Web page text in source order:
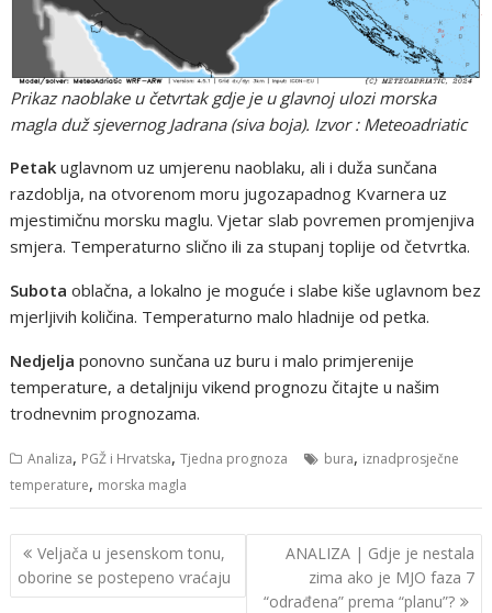
Prikaz naoblake u četvrtak gdje je u glavnoj ulozi morska
magla duž sjevernog Jadrana (siva boja). Izvor : Meteoadriatic
Petak uglavnom uz umjerenu naoblaku, ali i duža sunčana
razdoblja, na otvorenom moru jugozapadnog Kvarnera uz
mjestimičnu morsku maglu. Vjetar slab povremen promjenjiva
smjera. Temperaturno slično ili za stupanj toplije od četvrtka.
Subota oblačna, a lokalno je moguće i slabe kiše uglavnom bez
mjerljivih količina. Temperaturno malo hladnije od petka.
Nedjelja ponovno sunčana uz buru i malo primjerenije
temperature, a detaljniju vikend prognozu čitajte u našim
trodnevnim prognozama.
Analiza, PGŽ i Hrvatska,Tjedna prognoza bura, iznadprosječne
temperature, morska magla
Navigacija
objava
Veljača u jesenskom tonu,
oborine se postepeno vraćaju
ANALIZA | Gdje je nestala
zima ako je MJO faza 7
“odrađena” prema “planu”?